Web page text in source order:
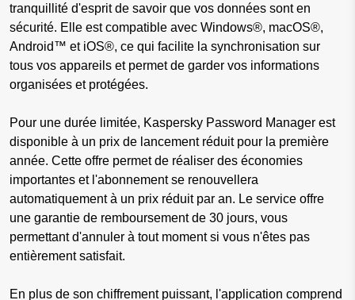
tranquillité d'esprit de savoir que vos données sont en
sécurité. Elle est compatible avec Windows®, macOS®,
Android™ et iOS®, ce qui facilite la synchronisation sur
tous vos appareils et permet de garder vos informations
organisées et protégées.
Pour une durée limitée, Kaspersky Password Manager est
disponible à un prix de lancement réduit pour la première
année. Cette offre permet de réaliser des économies
importantes et l'abonnement se renouvellera
automatiquement à un prix réduit par an. Le service offre
une garantie de remboursement de 30 jours, vous
permettant d'annuler à tout moment si vous n'êtes pas
entièrement satisfait.
En plus de son chiffrement puissant, l'application comprend